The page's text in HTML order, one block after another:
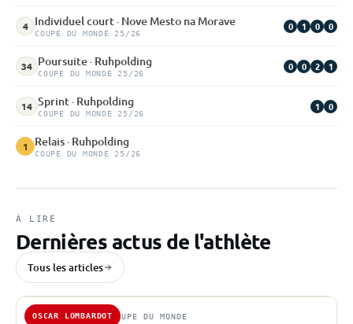
4 Individuel court · Nove Mesto na Morave
COUPE DU MONDE 25/26
0 1 0 0
34 Poursuite · Ruhpolding
COUPE DU MONDE 25/26
0 0 2 1
14 Sprint · Ruhpolding
COUPE DU MONDE 25/26
1 0
1 Relais · Ruhpolding
COUPE DU MONDE 25/26
À LIRE
Dernières actus de l'athlète
Tous les articles
OSCAR LOMBARDOT
22 MARS 2026 · COUPE DU MONDE